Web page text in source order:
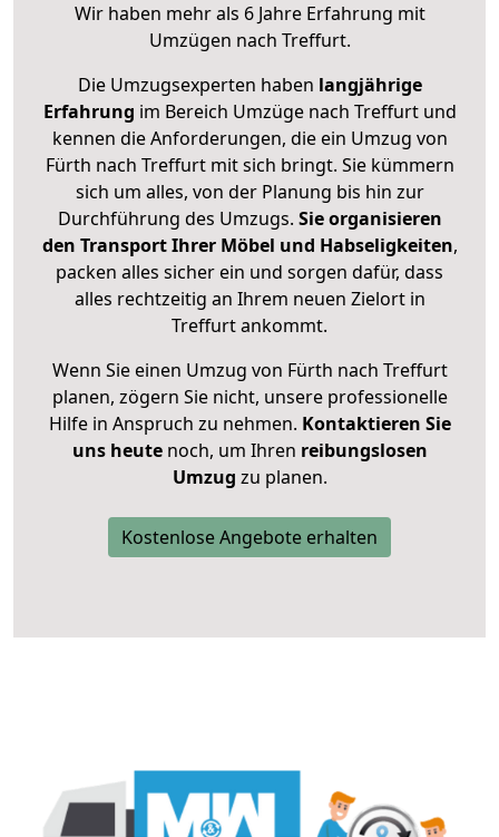
Wir haben mehr als 6 Jahre Erfahrung mit
Umzügen nach Treffurt.
Die Umzugsexperten haben langjährige
Erfahrung im Bereich Umzüge nach Treffurt und
kennen die Anforderungen, die ein Umzug von
Fürth nach Treffurt mit sich bringt. Sie kümmern
sich um alles, von der Planung bis hin zur
Durchführung des Umzugs. Sie organisieren
den Transport Ihrer Möbel und Habseligkeiten,
packen alles sicher ein und sorgen dafür, dass
alles rechtzeitig an Ihrem neuen Zielort in
Treffurt ankommt.
Wenn Sie einen Umzug von Fürth nach Treffurt
planen, zögern Sie nicht, unsere professionelle
Hilfe in Anspruch zu nehmen. Kontaktieren Sie
uns heutenoch, um Ihren reibungslosen
Umzug zu planen.
Kostenlose Angebote erhalten